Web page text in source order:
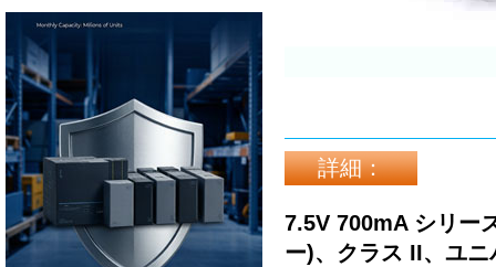
詳細：
7.5V 700mA シリー
ー)、クラス II、ユ